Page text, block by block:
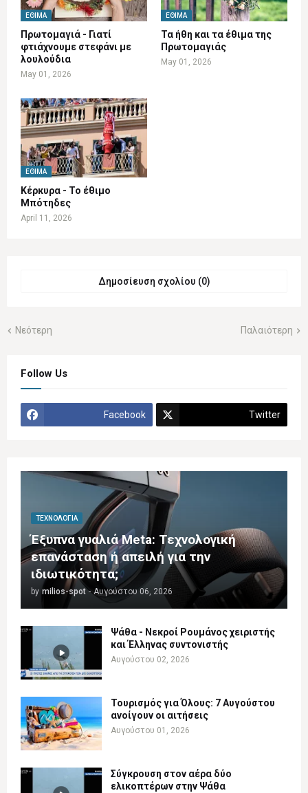
ΈΘΙΜΑ
Πρωτομαγιά - Γιατί
φτιάχνουμε στεφάνι με
λουλούδια
May 01, 2026
ΈΘΙΜΑ
Τα ήθη και τα έθιμα της
Πρωτομαγιάς
May 01, 2026
ΈΘΙΜΑ
Κέρκυρα - Το έθιμο
Μπότηδες
April 11, 2026
Δημοσίευση σχολίου (0)
Νεότερη Παλαιότερη
Follow Us
Facebook Twitter
ΤΕΧΝΟΛΟΓΊΑ
Έξυπνα γυαλιά Meta: Τεχνολογική
επανάσταση ή απειλή για την
ιδιωτικότητα;
by milios-spot - Αυγούστου 06, 2026
Ψάθα - Νεκροί Ρουμάνος χειριστής
και Έλληνας συντονιστής
Αυγούστου 02, 2026
Τουρισμός για Όλους: 7 Αυγούστου
ανοίγουν οι αιτήσεις
Αυγούστου 01, 2026
Σύγκρουση στον αέρα δύο
ελικοπτέρων στην Ψάθα